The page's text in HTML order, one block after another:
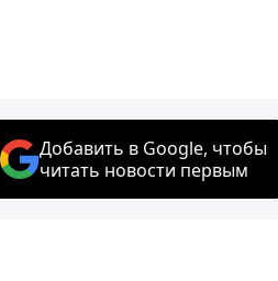
Добавить в Google, чтобы
читать новости первым